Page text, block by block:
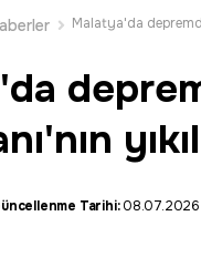
Tarihi:08.07.2026